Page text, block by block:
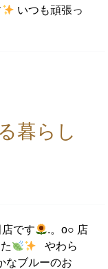
いつも頑張っ
暮らし
です
.。o○ 店
やわら
なブルーのお